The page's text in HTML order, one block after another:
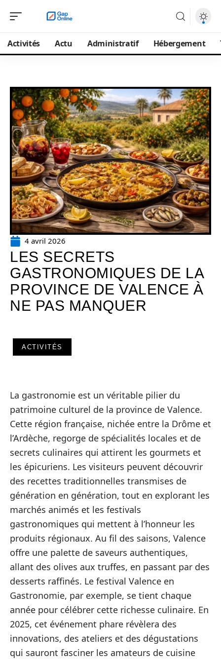
Activités Actu Administratif Hébergement
4 avril 2026
LES SECRETS
GASTRONOMIQUES DE LA
PROVINCE DE VALENCE À
NE PAS MANQUER
ACTIVITÉS
La gastronomie est un véritable pilier du
patrimoine culturel de la province de Valence.
Cette région française, nichée entre la Drôme et
l’Ardèche, regorge de spécialités locales et de
secrets culinaires qui attirent les gourmets et
les épicuriens. Les visiteurs peuvent découvrir
des recettes traditionnelles transmises de
génération en génération, tout en explorant les
marchés animés et les festivals
gastronomiques qui mettent à l’honneur les
produits régionaux. Au fil des saisons, Valence
offre une palette de saveurs authentiques,
allant des olives aux truffes, en passant par des
desserts raffinés. Le festival Valence en
Gastronomie, par exemple, se tient chaque
année pour célébrer cette richesse culinaire. En
2025, cet événement phare révèlera des
innovations, des ateliers et des dégustations
qui sauront fasciner les amateurs de cuisine